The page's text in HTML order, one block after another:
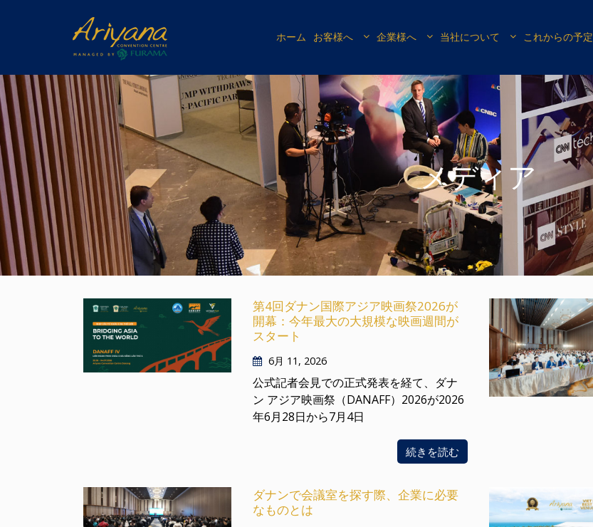
ホーム お客様へ 企業様へ 当社について これからの予定
メディア
第4回ダナン国際アジア映画祭2026が
開幕：今年最大の大規模な映画週間が
スタート
6月 11, 2026
公式記者会見での正式発表を経て、ダナ
ン アジア映画祭（DANAFF）2026が2026
年6月28日から7月4日
続きを読む
ダナンで会議室を探す際、企業に必要
なものとは